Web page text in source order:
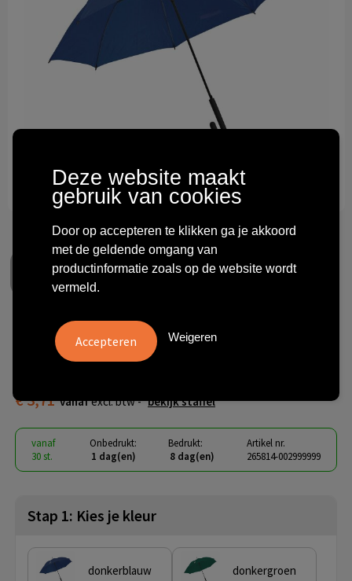
Technologie & gadgets
Themageschenken
Colorado Classic paraplu 23
€ 3,71 vanafexcl. btw - bekijk staffel
vanaf
30 st.
Onbedrukt:
1 dag(en)
Bedrukt:
8 dag(en)
Artikel nr.
265814-002999999
Stap 1: Kies je kleur
donkerblauw donkergroen
Deze website maakt
gebruik van cookies
Door op accepteren te klikken ga je akkoord
met de geldende omgang van
productinformatie zoals op de website wordt
vermeld.
Weigeren